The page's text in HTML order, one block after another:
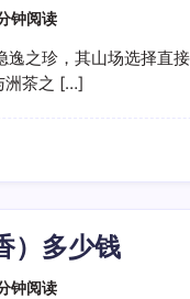
钟阅读
之珍，其山场选择直
洲茶之 […]
）多少钱
钟阅读